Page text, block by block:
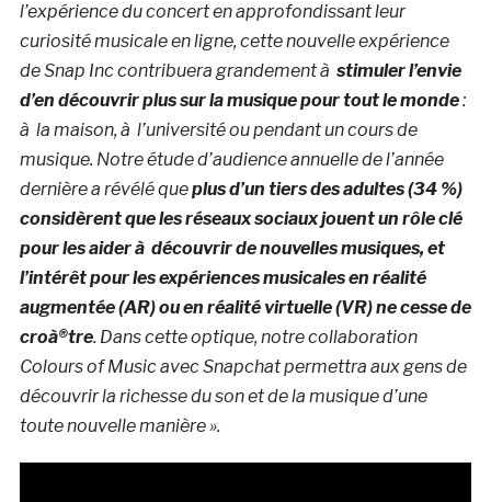
l’expérience du concert en approfondissant leur
curiosité musicale en ligne, cette nouvelle expérience
de Snap Inc contribuera grandement à stimuler l’envie
d’en découvrir plus sur la musique pour tout le monde:
à la maison, à l’université ou pendant un cours de
musique. Notre étude d’audience annuelle de l’année
dernière a révélé queplus d’un tiers des adultes (34 %)
considèrent que les réseaux sociaux jouent un rôle clé
pour les aider à découvrir de nouvelles musiques, et
l’intérêt pour les expériences musicales en réalité
augmentée (AR) ou en réalité virtuelle (VR) ne cesse de
croà®tre. Dans cette optique, notre collaboration
Colours of Music avec Snapchat permettra aux gens de
découvrir la richesse du son et de la musique d’une
toute nouvelle manière ».